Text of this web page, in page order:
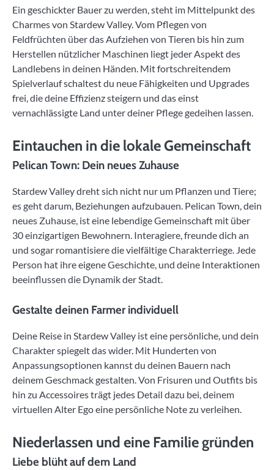
Ein geschickter Bauer zu werden, steht im Mittelpunkt des
Charmes von Stardew Valley. Vom Pflegen von
Feldfrüchten über das Aufziehen von Tieren bis hin zum
Herstellen nützlicher Maschinen liegt jeder Aspekt des
Landlebens in deinen Händen. Mit fortschreitendem
Spielverlauf schaltest du neue Fähigkeiten und Upgrades
frei, die deine Effizienz steigern und das einst
vernachlässigte Land unter deiner Pflege gedeihen lassen.
Eintauchen in die lokale Gemeinschaft
Pelican Town: Dein neues Zuhause
Stardew Valley dreht sich nicht nur um Pflanzen und Tiere;
es geht darum, Beziehungen aufzubauen. Pelican Town, dein
neues Zuhause, ist eine lebendige Gemeinschaft mit über
30 einzigartigen Bewohnern. Interagiere, freunde dich an
und sogar romantisiere die vielfältige Charakterriege. Jede
Person hat ihre eigene Geschichte, und deine Interaktionen
beeinflussen die Dynamik der Stadt.
Gestalte deinen Farmer individuell
Deine Reise in Stardew Valley ist eine persönliche, und dein
Charakter spiegelt das wider. Mit Hunderten von
Anpassungsoptionen kannst du deinen Bauern nach
deinem Geschmack gestalten. Von Frisuren und Outfits bis
hin zu Accessoires trägt jedes Detail dazu bei, deinem
virtuellen Alter Ego eine persönliche Note zu verleihen.
Niederlassen und eine Familie gründen
Liebe blüht auf dem Land